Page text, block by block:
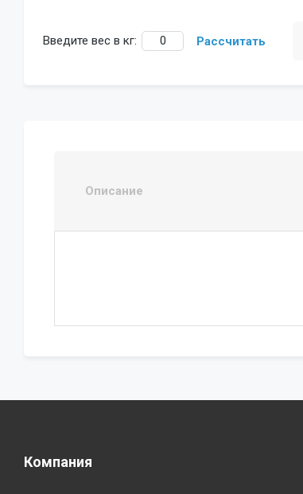
Введите вес в кг: Рассчитать
Описание
Компания